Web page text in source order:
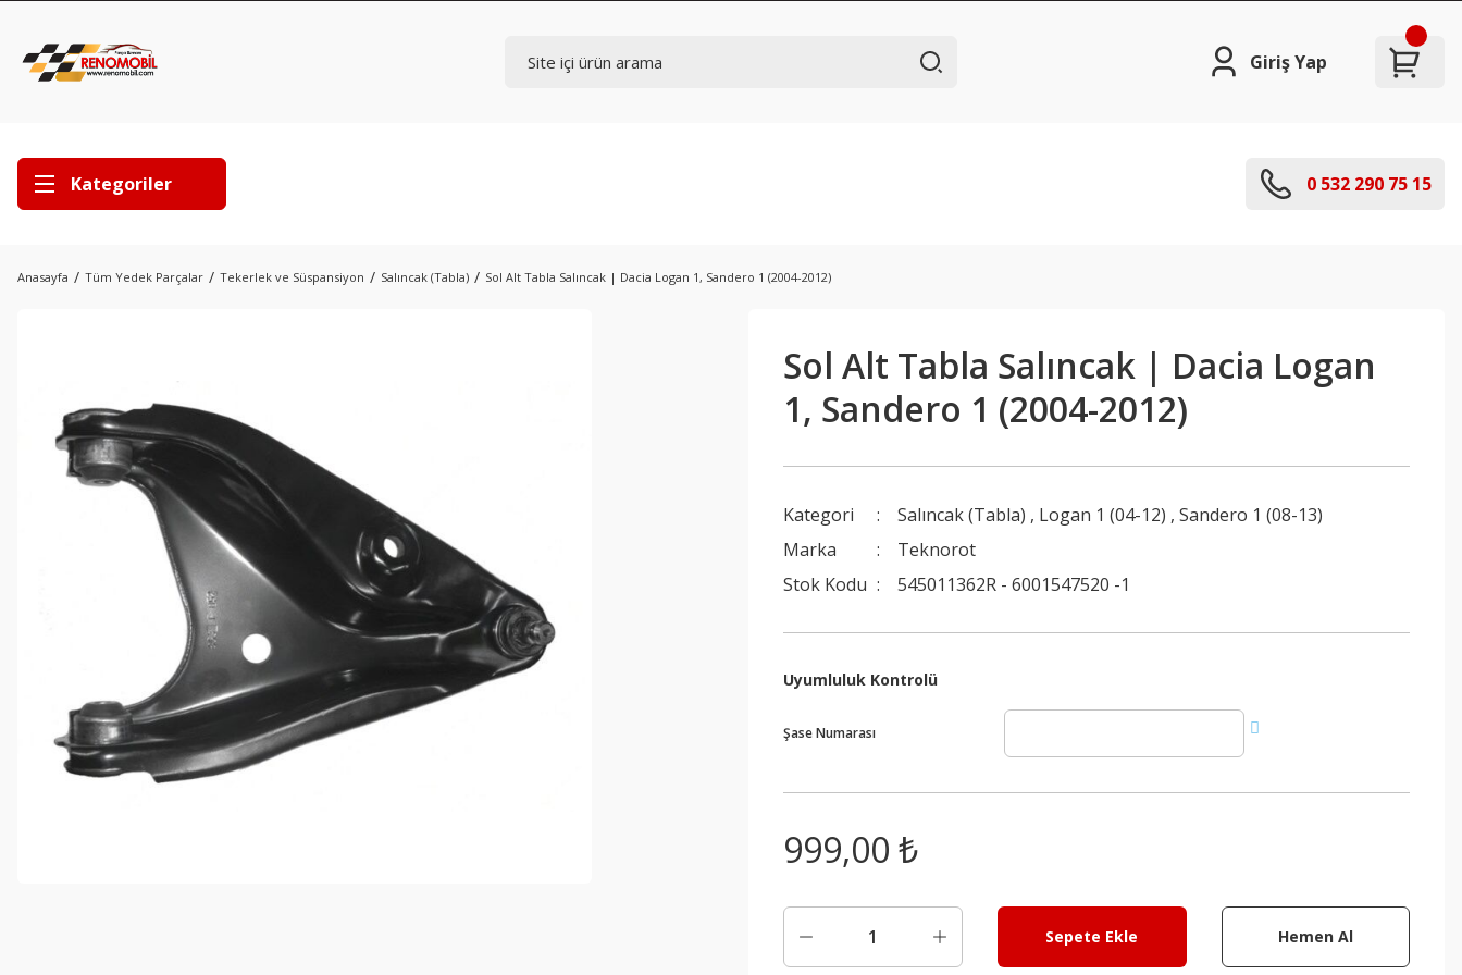
Giriş Yap
Kategoriler 0 532 290 75 15
Anasayfa Tüm Yedek Parçalar Tekerlek ve Süspansiyon Salıncak (Tabla) Sol Alt Tabla Salıncak | Dacia Logan 1, Sandero 1 (2004-2012)
Sol Alt Tabla Salıncak | Dacia Logan
1, Sandero 1 (2004-2012)
Kategori Salıncak (Tabla) , Logan 1 (04-12) ,Sandero 1 (08-13)
Marka
Teknorot
Stok Kodu
545011362R - 6001547520 -1
Uyumluluk Kontrolü
Şase Numarası
999,00 ₺
Sepete Ekle Hemen Al